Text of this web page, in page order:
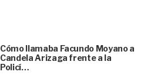
Cómo llamaba Facundo Moyano a
Candela Arizaga frente a la
Policí…